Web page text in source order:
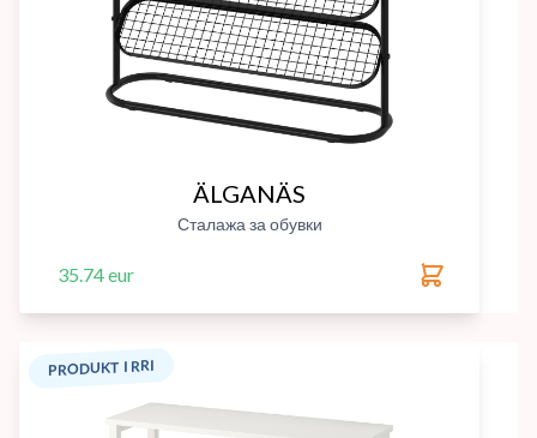
ÄLGANÄS
Сталажа за обувки
35.74 eur
PRODUKT I RRI